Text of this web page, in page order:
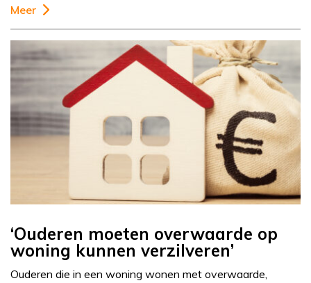
Meer
‘Ouderen moeten overwaarde op
woning kunnen verzilveren’
Ouderen die in een woning wonen met overwaarde,